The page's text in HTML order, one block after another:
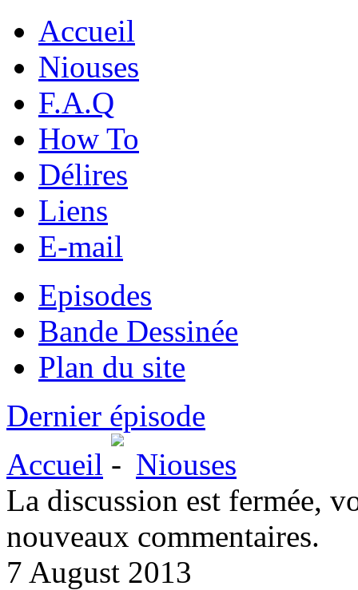
Accueil
Niouses
F.A.Q
How To
Délires
Liens
E-mail
Episodes
Bande Dessinée
Plan du site
Dernier épisode
Accueil
Niouses
La discussion est fermée,
nouveaux commentaires.
7 August 2013